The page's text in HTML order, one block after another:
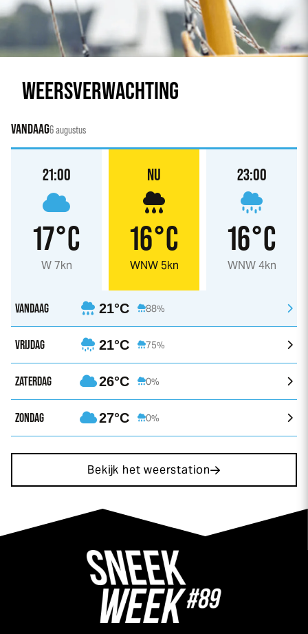
WEERSVERWACHTING
VANDAAG6 augustus
21:00
17°C
W 7kn
NU
16°C
WNW 5kn
23:00
16°C
WNW 4kn
VANDAAG 21°C 88%
VRIJDAG 21°C 75%
ZATERDAG 26°C 0%
ZONDAG 27°C 0%
Bekijk het weerstation